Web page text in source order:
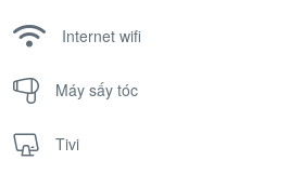
Internet wifi
Máy sấy tóc
Tivi